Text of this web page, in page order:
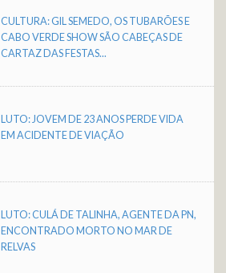
CULTURA: GIL SEMEDO, OS TUBARÕES E
CABO VERDE SHOW SÃO CABEÇAS DE
CARTAZ DAS FESTAS...
LUTO: JOVEM DE 23 ANOS PERDE VIDA
EM ACIDENTE DE VIAÇÃO
LUTO: CULÁ DE TALINHA, AGENTE DA PN,
ENCONTRADO MORTO NO MAR DE
RELVAS